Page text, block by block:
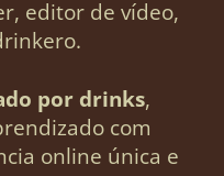
editor de vídeo,
por drinks,
com
online única e